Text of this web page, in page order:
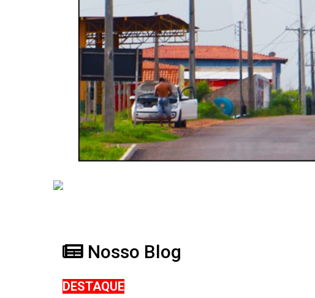
Nosso Blog
DESTAQUE